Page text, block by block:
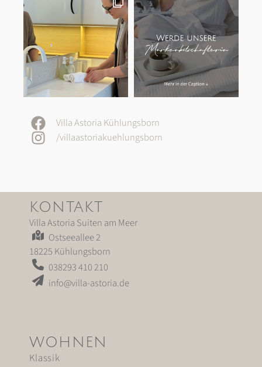
Villa Astoria Kühlungsborn
/villaastoriakuehlungsborn
KONTAKT
Villa Astoria Suiten am Meer
Ostseeallee 2
18225 Kühlungsborn
038293 410 210
info@villa-astoria.de
WOHNEN
Klassik